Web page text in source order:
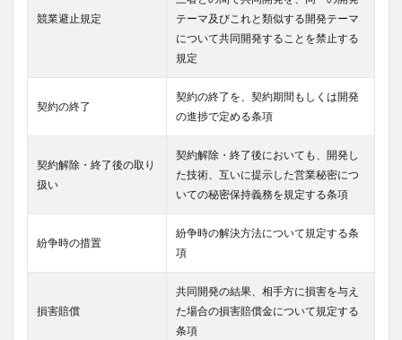
競業避止規定
テーマ及びこれと類似する開発テーマ
について共同開発することを禁止する
規定
契約の終了
契約の終了を、契約期間もしくは開発
の進捗で定める条項
契約解除・終了後の取り
扱い
契約解除・終了後においても、開発し
た技術、互いに提示した営業秘密につ
いての秘密保持義務を規定する条項
紛争時の措置
紛争時の解決方法について規定する条
項
損害賠償
共同開発の結果、相手方に損害を与え
た場合の損害賠償金について規定する
条項